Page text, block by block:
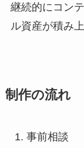
継続的にコン
ル資産が積み
制作の流れ
事前相談